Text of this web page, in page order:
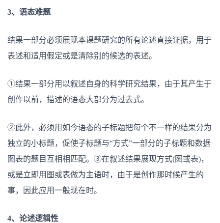
3、语态难题
结果一部分必须展现本课题研究的所有论述直接证据，用于
表述和适用假定或是清除别的候选的表述。
①结果一部分用以叙述自身的科学研究结果，由于其产生于
创作以前，描述的语态大部分为过去式。
②此外，必须用如今语态的子标题把每个不一样的结果分为
独立的小标题，促使子标题与“方式”一部分的子标题和数据
图表的题目互相相匹配。③在叙述结果展现方式(图或表)，
或是立即用图或表做为主语时，由于是创作那时候产生的
事，因此应用一般现在时。
4、论述逻辑性